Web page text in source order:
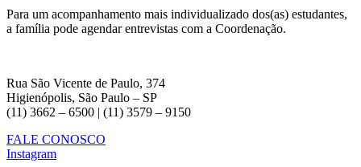
Para um acompanhamento mais individualizado dos(as) estudantes,
a família pode agendar entrevistas com a Coordenação.
Rua São Vicente de Paulo, 374
Higienópolis, São Paulo – SP
(11) 3662 – 6500 | (11) 3579 – 9150
FALE CONOSCO
Instagram